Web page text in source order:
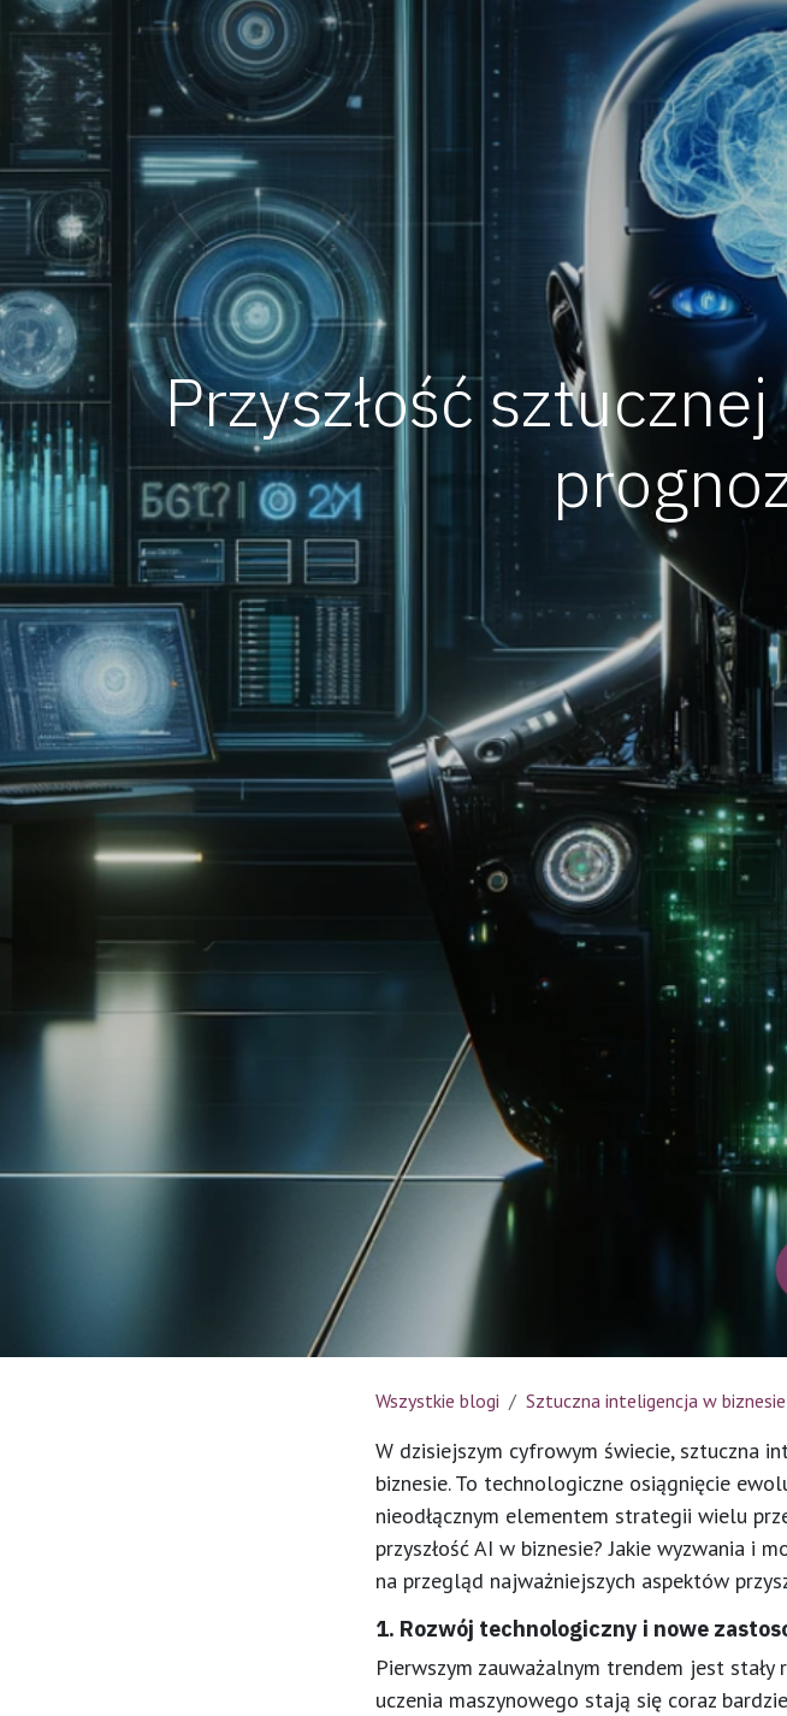
Przyszłość
Wszystkie blogi Sztuczna inteligencja w biznesie
W dzisiejszym cyfrowym świecie, sztuczna
biznesie. To technologiczne osiągnięcie
nieodłącznym elementem strategii wielu
przyszłość AI w biznesie? Jakie wyzwania i
na przegląd najważniejszych aspektów
1. Rozwój technologiczny i nowe
Pierwszym zauważalnym trendem jest
uczenia maszynowego stają się coraz